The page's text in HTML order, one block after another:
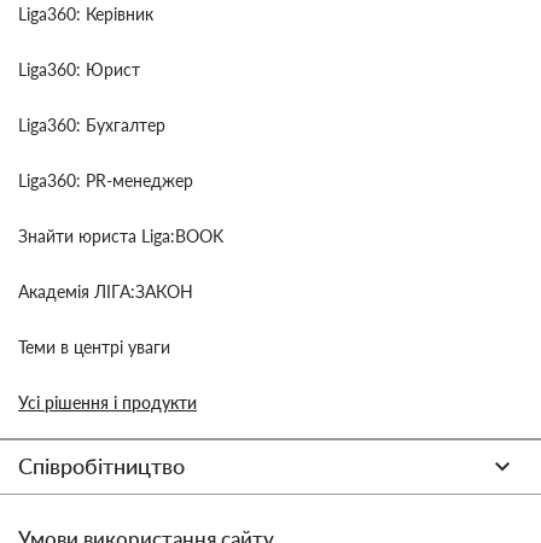
Liga360: Керівник
Liga360: Юрист
Liga360: Бухгалтер
Liga360: PR-менеджер
Знайти юриста Liga:BOOK
Академія ЛІГА:ЗАКОН
Теми в центрі уваги
Усі рішення і продукти
Співробітництво